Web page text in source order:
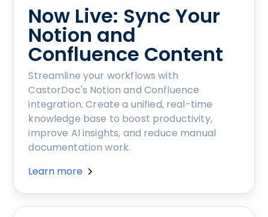
Now Live: Sync Your
Notion and
Confluence Content
Streamline your workflows with
CastorDoc's Notion and Confluence
integration. Create a unified, real-time
knowledge base to boost productivity,
improve AI insights, and reduce manual
documentation work.
Learn more